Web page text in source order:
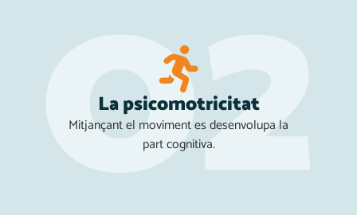
La psicomotricitat
Mitjançant el moviment es desenvolupa la
part cognitiva.